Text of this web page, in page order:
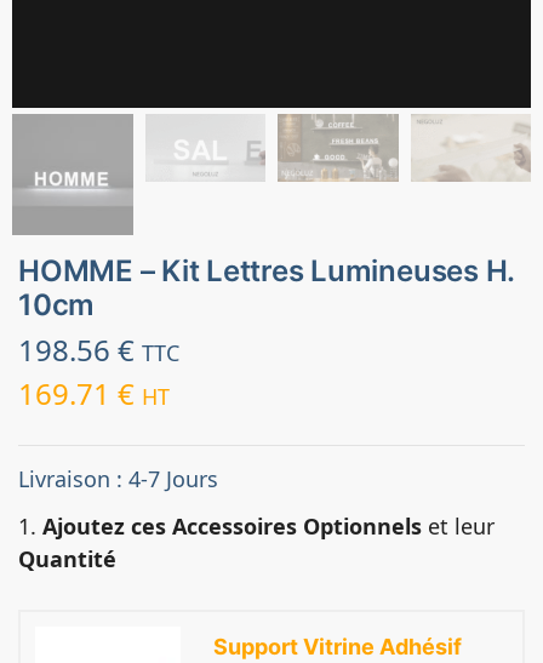
HOMME – Kit Lettres Lumineuses H.
10cm
198.56 € TTC
169.71 € HT
Livraison : 4-7 Jours
1. Ajoutez ces Accessoires Optionnels et leur
Quantité
Support Vitrine Adhésif